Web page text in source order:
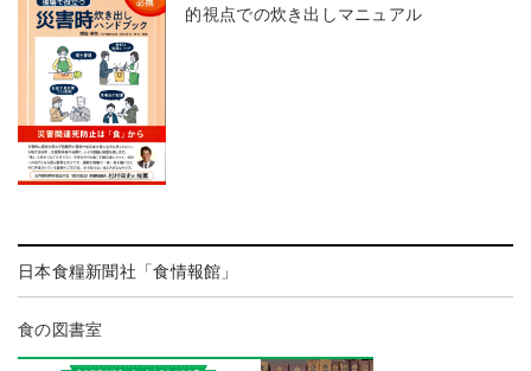
的視点での炊き出しマニュアル
日本食糧新聞社「食情報館」
食の図書室